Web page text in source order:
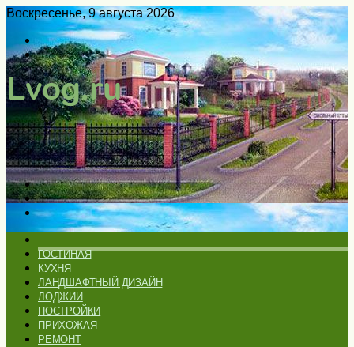
Воскресенье, 9 августа 2026
Войти
Switch
skin
Меню
Искать
Switch
skin
ГОСТИНАЯ
КУХНЯ
ЛАНДШАФТНЫЙ ДИЗАЙН
ЛОДЖИИ
ПОСТРОЙКИ
ПРИХОЖАЯ
РЕМОНТ